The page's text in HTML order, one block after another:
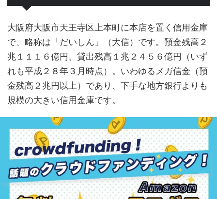
大阪府大阪市天王寺区上本町に本店を置く信用金庫
で、略称は「だいしん」（大信）です。預金残高２
兆１１１６億円、貸出残高１兆２４５６億円（いず
れも平成２８年３月時点）。いわゆるメガ信金（預
金残高２兆円以上）であり、下手な地方銀行よりも
規模の大きい信用金庫です。